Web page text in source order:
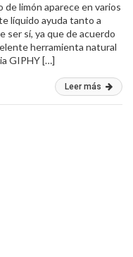
de limón aparece en varios
líquido ayuda tanto a
ser sí, ya que de acuerdo
herramienta natural
GIPHY […]
Leer más